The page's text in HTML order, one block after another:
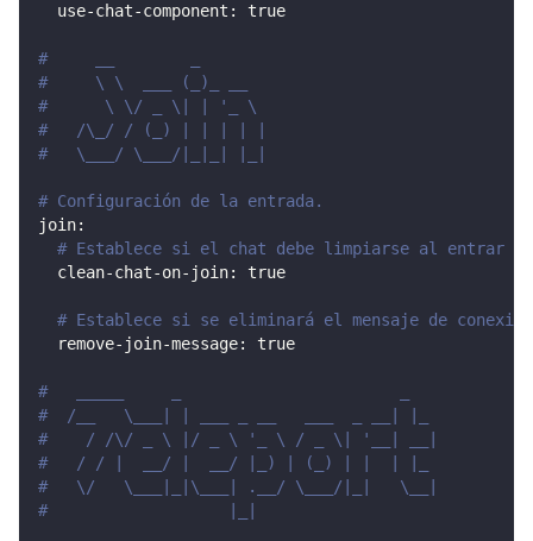
use-chat-component : true
#     __        _
#     \ \  ___ (_)_ __
#      \ \/ _ \| | '_ \
#   /\_/ / (_) | | | | |
#   \___/ \___/|_|_| |_|
# Configuración de la entrada.
join:
# Establece si el chat debe limpiarse al entrar
clean-chat-on-join: true
# Establece si se eliminará el mensaje de
remove-join-message: true
#   _____     _                       _
#  /__   \___| | ___ _ __   ___  _ __| |_
#    / /\/ _ \ |/ _ \ '_ \ / _ \| '__| __|
#   / / |  __/ |  __/ |_) | (_) | |  | |_
#   \/   \___|_|\___| .__/ \___/|_|   \__|
#                   |_|